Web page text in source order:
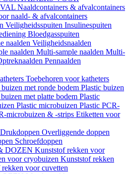
Naaldcontainers & afvalcontainers
naald- & afvalcontainers
Veiligheidsspuiten Insulinespuiten
Bloedgasspuiten
naalden Veiligheidsnaalden
naalden Multi-sample naalden Multi-
Pennaalden
Toebehoren voor katheters
met ronde bodem Plastic buizen
met platte bodem Plastic
Plastic microbuizen Plastic PCR-
microbuizen & -strips Etiketten voor
Drukdoppen Overliggende doppen
Schroefdoppen
DOZEN Kunststof rekken voor
voor cryobuizen Kunststof rekken
voor cuvetten